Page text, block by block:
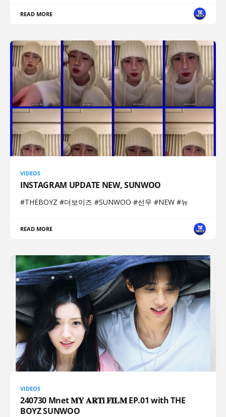
READ MORE
VIDEOS
INSTAGRAM UPDATE NEW, SUNWOO
#THEBOYZ #더보이즈 #SUNWOO #선우 #NEW #뉴
READ MORE
VIDEOS
240730 Mnet 𝐌𝐘 𝐀𝐑𝐓𝐢 𝐅𝐈𝐋𝐌 EP.01 with THE
BOYZ SUNWOO